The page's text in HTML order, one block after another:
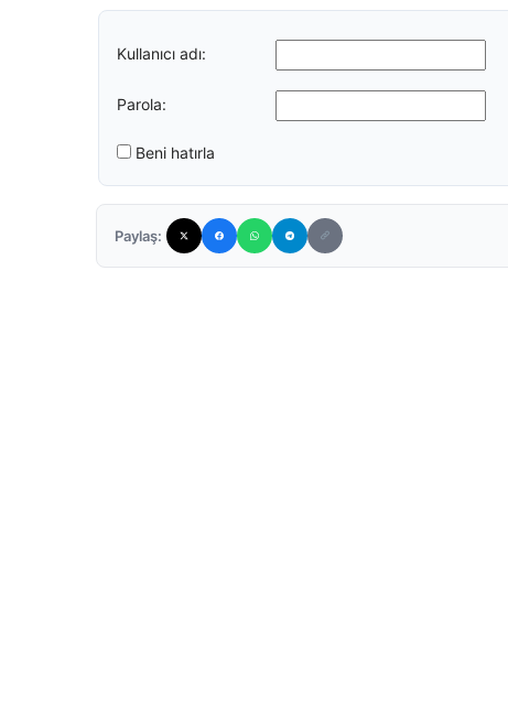
Kullanıcı adı:
Parola:
Beni hatırla
Paylaş: